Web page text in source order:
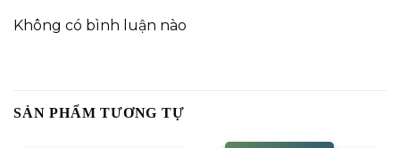
Không có bình luận nào
SẢN PHẨM TƯƠNG TỰ